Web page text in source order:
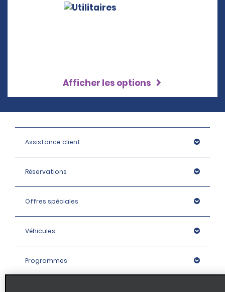
Afficher les options
Assistance client
Réservations
Offres spéciales
Véhicules
Programmes